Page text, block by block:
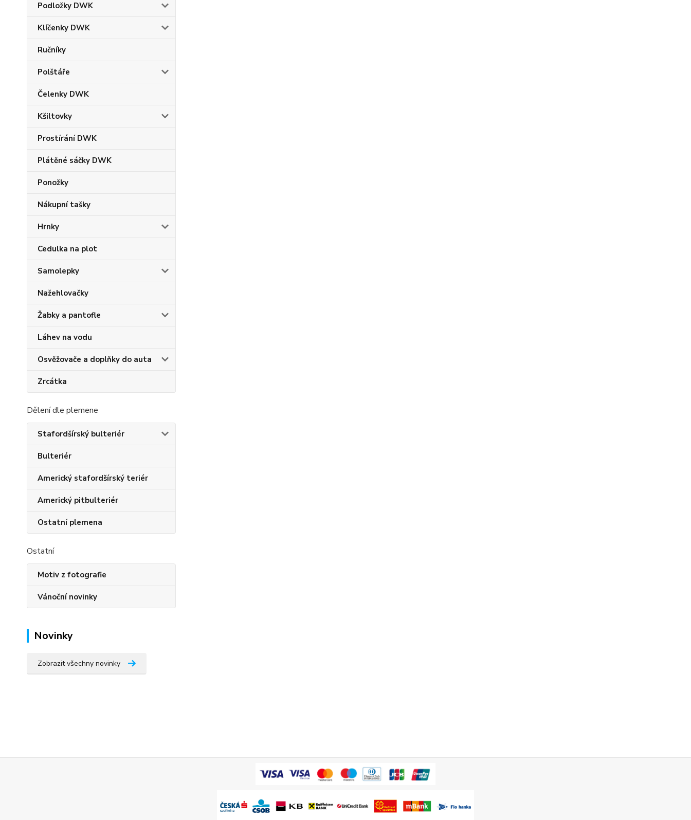
Podložky DWK
Klíčenky DWK
Ručníky
Polštáře
Čelenky DWK
Kšiltovky
Prostírání DWK
Plátěné sáčky DWK
Ponožky
Nákupní tašky
Hrnky
Cedulka na plot
Samolepky
Nažehlovačky
Žabky a pantofle
Láhev na vodu
Osvěžovače a doplňky do auta
Zrcátka
Dělení dle plemene
Stafordšírský bulteriér
Bulteriér
Americký stafordšírský teriér
Americký pitbulteriér
Ostatní plemena
Ostatní
Motiv z fotografie
Vánoční novinky
Novinky
Zobrazit všechny novinky